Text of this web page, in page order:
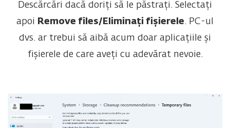
Descărcări dacă doriți să le păstrați. Selectați
apoi Remove files/Eliminați fișierele. PC-ul
dvs. ar trebui să aibă acum doar aplicațiile și
fișierele de care aveți cu adevărat nevoie.